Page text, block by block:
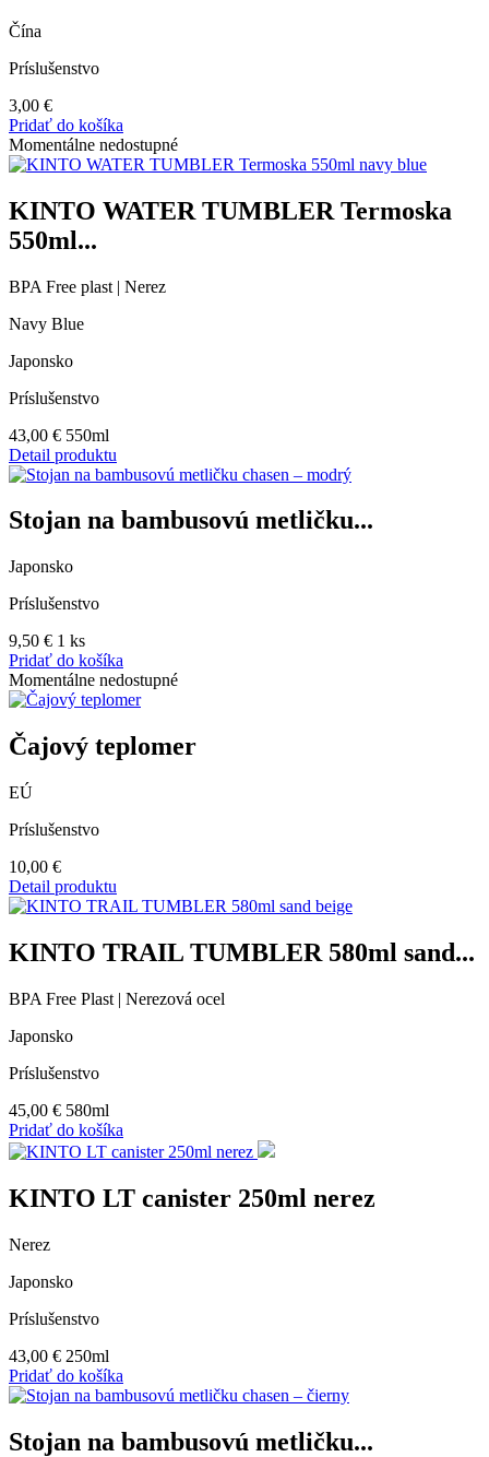
Čína
Príslušenstvo
3,00 €
Pridať do košíka
Momentálne nedostupné
KINTO WATER TUMBLER Termoska
550ml...
BPA Free plast | Nerez
Navy Blue
Japonsko
Príslušenstvo
43,00 € 550ml
Detail produktu
Stojan na bambusovú metličku...
Japonsko
Príslušenstvo
9,50 € 1 ks
Pridať do košíka
Momentálne nedostupné
Čajový teplomer
EÚ
Príslušenstvo
10,00 €
Detail produktu
KINTO TRAIL TUMBLER 580ml sand...
BPA Free Plast | Nerezová ocel
Japonsko
Príslušenstvo
45,00 € 580ml
Pridať do košíka
KINTO LT canister 250ml nerez
Nerez
Japonsko
Príslušenstvo
43,00 € 250ml
Pridať do košíka
Stojan na bambusovú metličku...